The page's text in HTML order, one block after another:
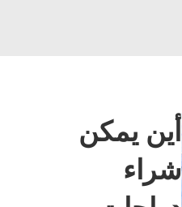
أين يمكن
شراء